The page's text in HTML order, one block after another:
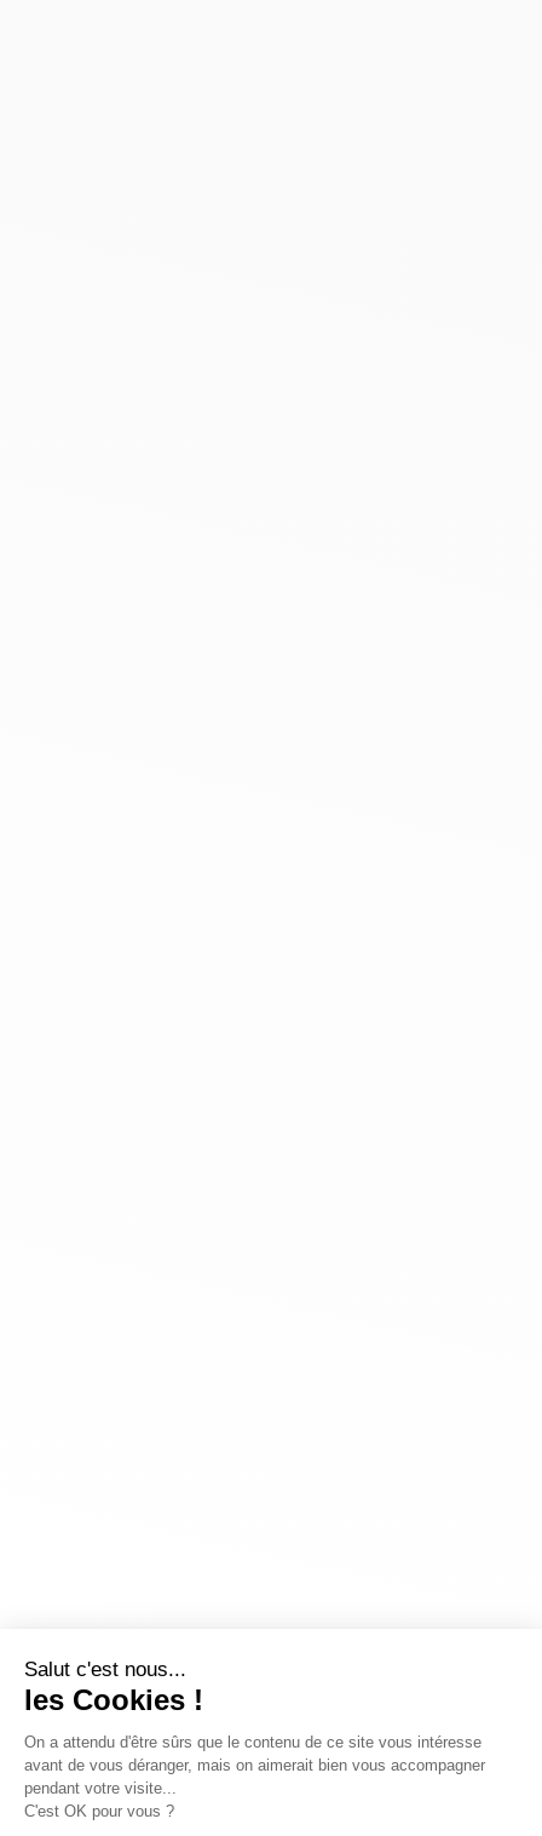
Salut c'est nous...
les Cookies !
On a attendu d'être sûrs que le contenu de ce site vous intéresse
avant de vous déranger, mais on aimerait bien vous accompagner
pendant votre visite...
C'est OK pour vous ?